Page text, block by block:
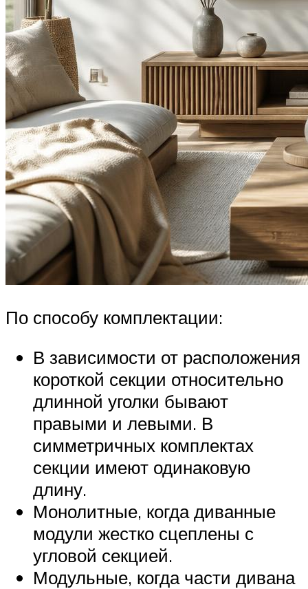
По способу комплектации:
В зависимости от расположения
короткой секции относительно
длинной уголки бывают
правыми и левыми. В
симметричных комплектах
секции имеют одинаковую
длину.
Монолитные, когда диванные
модули жестко сцеплены с
угловой секцией.
Модульные, когда части дивана